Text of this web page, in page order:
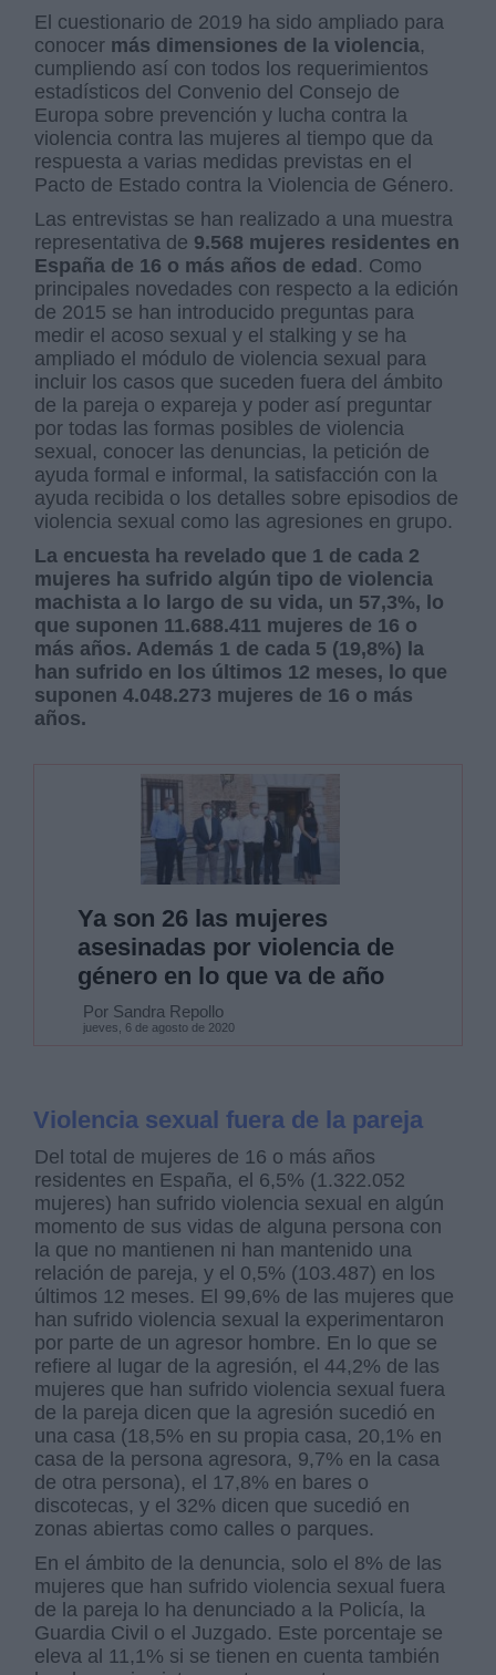
El cuestionario de 2019 ha sido ampliado para
conocer más dimensiones de la violencia,
cumpliendo así con todos los requerimientos
estadísticos del Convenio del Consejo de
Europa sobre prevención y lucha contra la
violencia contra las mujeres al tiempo que da
respuesta a varias medidas previstas en el
Pacto de Estado contra la Violencia de Género.
Las entrevistas se han realizado a una muestra
representativa de 9.568 mujeres residentes en
España de 16 o más años de edad. Como
principales novedades con respecto a la edición
de 2015 se han introducido preguntas para
medir el acoso sexual y el stalking y se ha
ampliado el módulo de violencia sexual para
incluir los casos que suceden fuera del ámbito
de la pareja o expareja y poder así preguntar
por todas las formas posibles de violencia
sexual, conocer las denuncias, la petición de
ayuda formal e informal, la satisfacción con la
ayuda recibida o los detalles sobre episodios de
violencia sexual como las agresiones en grupo.
La encuesta ha revelado que 1 de cada 2
mujeres ha sufrido algún tipo de violencia
machista a lo largo de su vida, un 57,3%, lo
que suponen 11.688.411 mujeres de 16 o
más años. Además 1 de cada 5 (19,8%) la
han sufrido en los últimos 12 meses, lo que
suponen 4.048.273 mujeres de 16 o más
años.
Ya son 26 las mujeres
asesinadas por violencia de
género en lo que va de año
Por Sandra Repollo
jueves, 6 de agosto de 2020
Violencia sexual fuera de la pareja
Del total de mujeres de 16 o más años
residentes en España, el 6,5% (1.322.052
mujeres) han sufrido violencia sexual en algún
momento de sus vidas de alguna persona con
la que no mantienen ni han mantenido una
relación de pareja, y el 0,5% (103.487) en los
últimos 12 meses. El 99,6% de las mujeres que
han sufrido violencia sexual la experimentaron
por parte de un agresor hombre. En lo que se
refiere al lugar de la agresión, el 44,2% de las
mujeres que han sufrido violencia sexual fuera
de la pareja dicen que la agresión sucedió en
una casa (18,5% en su propia casa, 20,1% en
casa de la persona agresora, 9,7% en la casa
de otra persona), el 17,8% en bares o
discotecas, y el 32% dicen que sucedió en
zonas abiertas como calles o parques.
En el ámbito de la denuncia, solo el 8% de las
mujeres que han sufrido violencia sexual fuera
de la pareja lo ha denunciado a la Policía, la
Guardia Civil o el Juzgado. Este porcentaje se
eleva al 11,1% si se tienen en cuenta también